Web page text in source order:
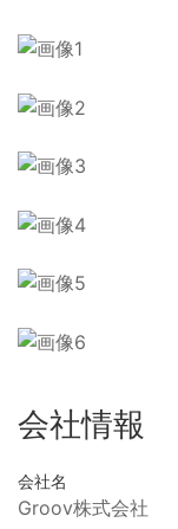
会社情報
会社名
Groov株式会社